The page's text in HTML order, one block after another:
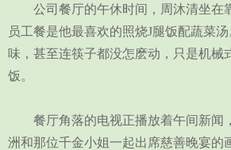
公司餐厅的午休时间，周沐清坐在
员工餐是他最喜欢的照烧J腿饭配蔬菜
味，甚至连筷子都没怎麽动，只是机械
饭。
餐厅角落的电视正播放着午间新闻
洲和那位千金小姐一起出席慈善晚宴的